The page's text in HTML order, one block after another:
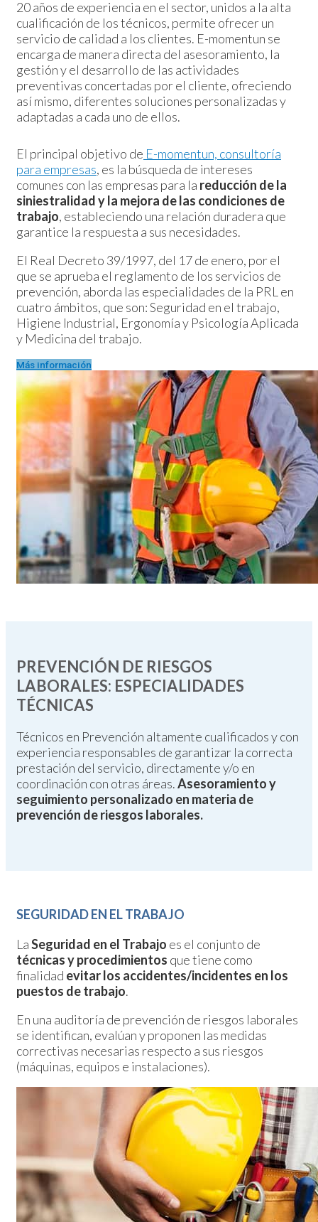
20 años de experiencia en el sector, unidos a la alta
cualificación de los técnicos, permite ofrecer un
servicio de calidad a los clientes. E-momentun se
encarga de manera directa del asesoramiento, la
gestión y el desarrollo de las actividades
preventivas concertadas por el cliente, ofreciendo
así mismo, diferentes soluciones personalizadas y
adaptadas a cada uno de ellos.
El principal objetivo de E-momentun, consultoría
para empresas, es la búsqueda de intereses
comunes con las empresas para la reducción de la
siniestralidad y la mejora de las condiciones de
trabajo, estableciendo una relación duradera que
garantice la respuesta a sus necesidades.
El Real Decreto 39/1997, del 17 de enero, por el
que se aprueba el reglamento de los servicios de
prevención, aborda las especialidades de la PRL en
cuatro ámbitos, que son: Seguridad en el trabajo,
Higiene Industrial, Ergonomía y Psicología Aplicada
y Medicina del trabajo.
Más información
PREVENCIÓN DE RIESGOS
LABORALES: ESPECIALIDADES
TÉCNICAS
Técnicos en Prevención altamente cualificados y con
experiencia responsables de garantizar la correcta
prestación del servicio, directamente y/o en
coordinación con otras áreas.Asesoramiento y
seguimiento personalizado en materia de
prevención de riesgos laborales.
SEGURIDAD EN EL TRABAJO
LaSeguridad en el Trabajo es el conjunto de
técnicas y procedimientos que tiene como
finalidad evitar los accidentes/incidentes en los
puestos de trabajo.
En una auditoría de prevención de riesgos laborales
se identifican, evalúan y proponen las medidas
correctivas necesarias respecto a sus riesgos
(máquinas, equipos e instalaciones).